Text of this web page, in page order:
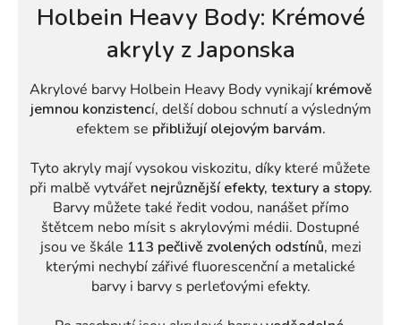
Holbein Heavy Body: Krémové
akryly z Japonska
Akrylové barvy Holbein Heavy Body vynikají krémově
jemnou konzistencí, delší dobou schnutí a výsledným
efektem se přibližují olejovým barvám.
Tyto akryly mají vysokou viskozitu, díky které můžete
při malbě vytvářet nejrůznější efekty, textury a stopy.
Barvy můžete také ředit vodou, nanášet přímo
štětcem nebo mísit s akrylovými médii. Dostupné
jsou ve škále 113 pečlivě zvolených odstínů, mezi
kterými nechybí zářivé fluorescenční a metalické
barvy i barvy s perleťovými efekty.